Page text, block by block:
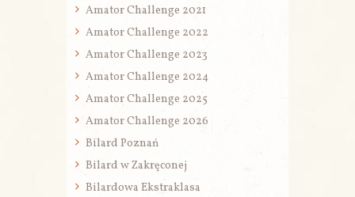
Amator Challenge 2021
Amator Challenge 2022
Amator Challenge 2023
Amator Challenge 2024
Amator Challenge 2025
Amator Challenge 2026
Bilard Poznań
Bilard w Zakręconej
Bilardowa Ekstraklasa